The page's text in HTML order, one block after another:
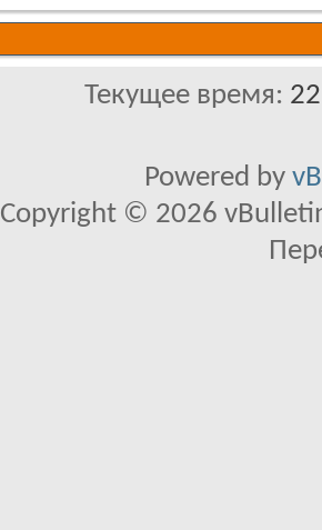
Текущее время:
Powered by
Copyright © 2026